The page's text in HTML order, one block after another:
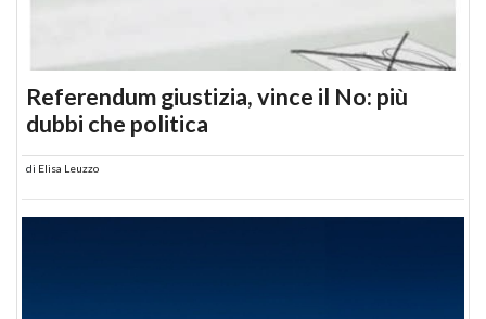
Referendum giustizia, vince il No: più
dubbi che politica
di Elisa Leuzzo